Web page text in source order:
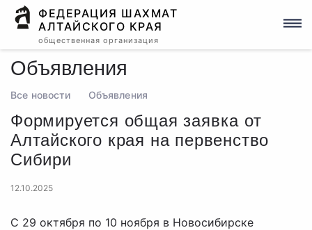
ФЕДЕРАЦИЯ ШАХМАТ
АЛТАЙСКОГО КРАЯ
общественная организация
Объявления
Все новости Объявления
Формируется общая заявка от
Алтайского края на первенство
Сибири
12.10.2025
С 29 октября по 10 ноября в Новосибирске